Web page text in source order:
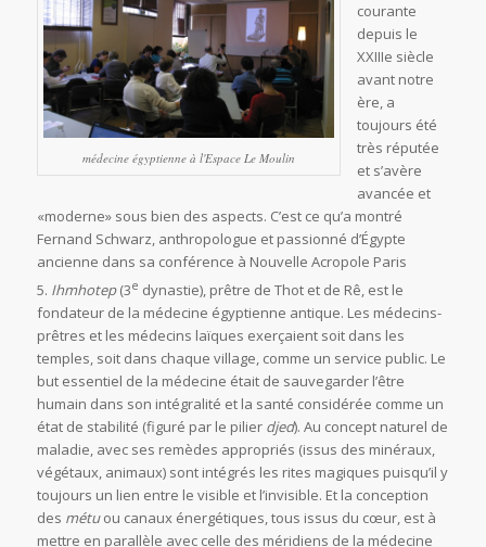
médecine égyptienne à l'Espace Le Moulin
courante
depuis le
XXIIIe siècle
avant notre
ère, a
toujours été
très réputée
et s’avère
avancée et
«moderne» sous bien des aspects. C’est ce qu’a montré
Fernand Schwarz, anthropologue et passionné d’Égypte
ancienne dans sa conférence à Nouvelle Acropole Paris
5. Ihmhotep(3e dynastie), prêtre de Thot et de Rê, est le
fondateur de la médecine égyptienne antique. Les médecins-
prêtres et les médecins laïques exerçaient soit dans les
temples, soit dans chaque village, comme un service public. Le
but essentiel de la médecine était de sauvegarder l’être
humain dans son intégralité et la santé considérée comme un
état de stabilité (figuré par le pilier djed). Au concept naturel de
maladie, avec ses remèdes appropriés (issus des minéraux,
végétaux, animaux) sont intégrés les rites magiques puisqu’il y
toujours un lien entre le visible et l’invisible. Et la conception
des métuou canaux énergétiques, tous issus du cœur, est à
mettre en parallèle avec celle des méridiens de la médecine